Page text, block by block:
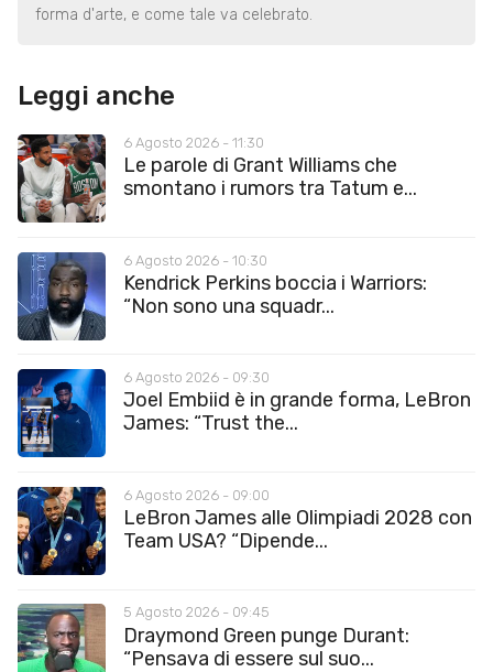
forma d'arte, e come tale va celebrato.
Leggi anche
6 Agosto 2026 - 11:30
Le parole di Grant Williams che
smontano i rumors tra Tatum e...
6 Agosto 2026 - 10:30
Kendrick Perkins boccia i Warriors:
“Non sono una squadr...
6 Agosto 2026 - 09:30
Joel Embiid è in grande forma, LeBron
James: “Trust the...
6 Agosto 2026 - 09:00
LeBron James alle Olimpiadi 2028 con
Team USA? “Dipende...
5 Agosto 2026 - 09:45
Draymond Green punge Durant:
“Pensava di essere sul suo...